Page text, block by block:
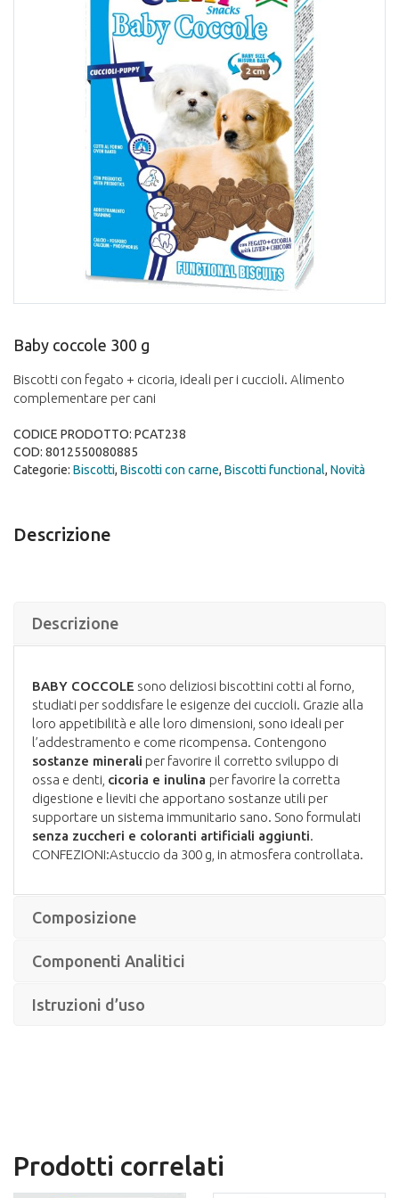
Baby coccole 300 g
Biscotti con fegato + cicoria, ideali per i cuccioli. Alimento
complementare per cani
CODICE PRODOTTO: PCAT238
COD: 8012550080885
Categorie: Biscotti, Biscotti con carne, Biscotti functional, Novità
Descrizione
Descrizione
BABY COCCOLE sono deliziosi biscottini cotti al forno,
studiati per soddisfare le esigenze dei cuccioli. Grazie alla
loro appetibilità e alle loro dimensioni, sono ideali per
l’addestramento e come ricompensa. Contengono
sostanze minerali per favorire il corretto sviluppo di
ossa e denti, cicoria e inulina per favorire la corretta
digestione e lieviti che apportano sostanze utili per
supportare un sistema immunitario sano. Sono formulati
senza zuccheri e coloranti artificiali aggiunti.
CONFEZIONI:Astuccio da 300 g, in atmosfera controllata.
Composizione
Componenti Analitici
Istruzioni d’uso
Prodotti correlati